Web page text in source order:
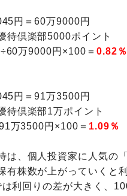
円＝60万9000円
待倶楽部5000ポイント
万9000円×100＝ 0.82％
円＝91万3500円
待倶楽部1万ポイント
万3500円×100＝ 1.09％
は、個人投資家に人気の
有株数が上がっていくと
利回りの差が大きく、